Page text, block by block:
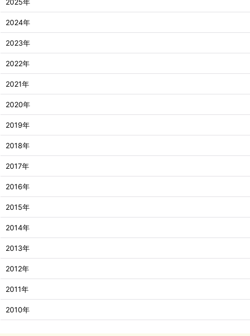
2024年
2023年
2022年
2021年
2020年
2019年
2018年
2017年
2016年
2015年
2014年
2013年
2012年
2011年
2010年